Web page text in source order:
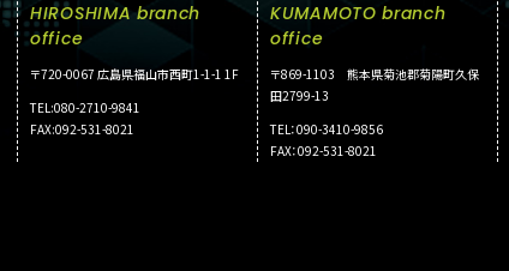
HIROSHIMA branch
office
〒720-0067 広島県福山市西町1-1-1 1F
TEL:080-2710-9841
FAX:092-531-8021
KUMAMOTO branch
office
〒869-1103 熊本県菊池郡菊陽町久保
田2799-13
TEL：090-3410-9856
FAX：092-531-8021